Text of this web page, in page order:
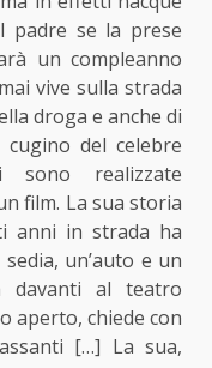
padre se la prese
un compleanno
vive sulla strada
droga e anche di
cugino del celebre
realizzate
film. La sua storia
anni in strada ha
un’auto e un
davanti al teatro
aperto, chiede con
[…] La sua,